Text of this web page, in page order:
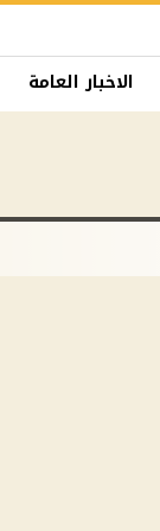
الاخبار العامة